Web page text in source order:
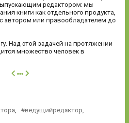
редактором: мы
книги как отдельного продукта,
автором или правообладателем до
Над этой задачей на протяжении
множество человек в
далее
ведущийредактор